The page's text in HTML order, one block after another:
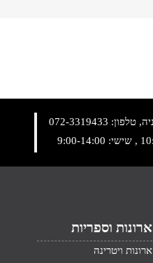
072-3319433
ארונות וספריות
ארונות ויטרינה